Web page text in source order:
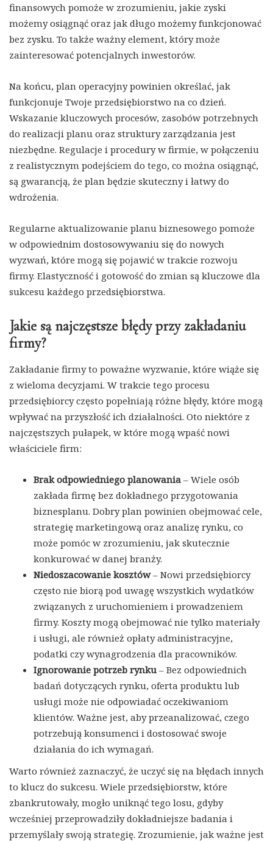
finansowych pomoże w zrozumieniu, jakie zyski
możemy osiągnąć oraz jak długo możemy funkcjonować
bez zysku. To także ważny element, który może
zainteresować potencjalnych inwestorów.
Na końcu, plan operacyjny powinien określać, jak
funkcjonuje Twoje przedsiębiorstwo na co dzień.
Wskazanie kluczowych procesów, zasobów potrzebnych
do realizacji planu oraz struktury zarządzania jest
niezbędne. Regulacje i procedury w firmie, w połączeniu
z realistycznym podejściem do tego, co można osiągnąć,
są gwarancją, że plan będzie skuteczny i łatwy do
wdrożenia.
Regularne aktualizowanie planu biznesowego pomoże
w odpowiednim dostosowywaniu się do nowych
wyzwań, które mogą się pojawić w trakcie rozwoju
firmy. Elastyczność i gotowość do zmian są kluczowe dla
sukcesu każdego przedsiębiorstwa.
Jakie są najczęstsze błędy przy zakładaniu
firmy?
Zakładanie firmy to poważne wyzwanie, które wiąże się
z wieloma decyzjami. W trakcie tego procesu
przedsiębiorcy często popełniają różne błędy, które mogą
wpływać na przyszłość ich działalności. Oto niektóre z
najczęstszych pułapek, w które mogą wpaść nowi
właściciele firm:
Brak odpowiedniego planowania – Wiele osób
zakłada firmę bez dokładnego przygotowania
biznesplanu. Dobry plan powinien obejmować cele,
strategię marketingową oraz analizę rynku, co
może pomóc w zrozumieniu, jak skutecznie
konkurować w danej branży.
Niedoszacowanie kosztów– Nowi przedsiębiorcy
często nie biorą pod uwagę wszystkich wydatków
związanych z uruchomieniem i prowadzeniem
firmy. Koszty mogą obejmować nie tylko materiały
i usługi, ale również opłaty administracyjne,
podatki czy wynagrodzenia dla pracowników.
Ignorowanie potrzeb rynku – Bez odpowiednich
badań dotyczących rynku, oferta produktu lub
usługi może nie odpowiadać oczekiwaniom
klientów. Ważne jest, aby przeanalizować, czego
potrzebują konsumenci i dostosować swoje
działania do ich wymagań.
Warto również zaznaczyć, że uczyć się na błędach innych
to klucz do sukcesu. Wiele przedsiębiorstw, które
zbankrutowały, mogło uniknąć tego losu, gdyby
wcześniej przeprowadziły dokładniejsze badania i
przemyślały swoją strategię. Zrozumienie, jak ważne jest